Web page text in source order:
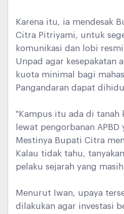
Karena itu, ia mendesak
Citra Pitriyami, untuk
komunikasi dan lobi
Unpad agar kesepakatan
kuota minimal bagi
Pangandaran dapat
"Kampus itu ada di tanah
lewat pengorbanan APBD
Mestinya Bupati Citra
Kalau tidak tahu,
pelaku sejarah yang
Menurut Iwan, upaya
dilakukan agar investasi